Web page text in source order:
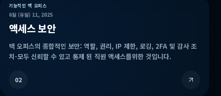
기능적인 백 오피스
6월 (유월) 11, 2025
액세스 보안
백 오피스의 종합적인 보안: 역할, 권리, IP 제한, 로깅, 2FA 및 감사 조
치-모두 신뢰할 수 있고 통제 된 직원 액세스를위한 것입니다.
02